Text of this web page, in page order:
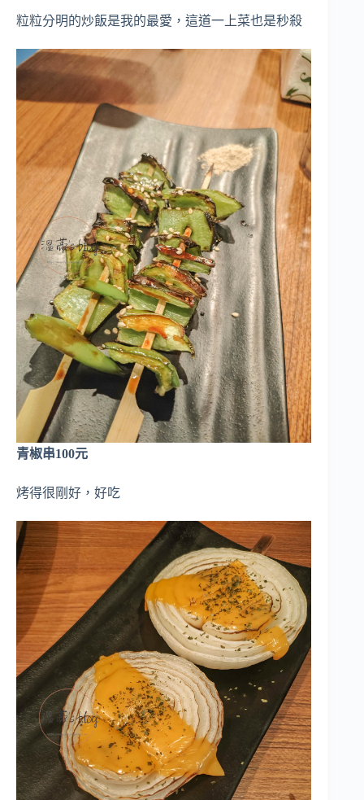
粒粒分明的炒飯是我的最愛，這道一上菜也是秒殺
青椒串100元
烤得很剛好，好吃